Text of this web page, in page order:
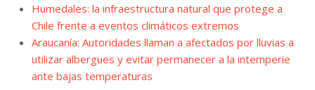
Humedales: la infraestructura natural que protege a
Chile frente a eventos climáticos extremos
Araucanía: Autoridades llaman a afectados por lluvias a
utilizar albergues y evitar permanecer a la intemperie
ante bajas temperaturas